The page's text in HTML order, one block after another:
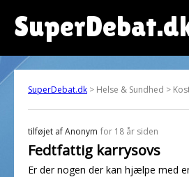
SuperDebat.dk > Helse & Sundhed >
tilføjet afAnonym for 18 år siden
Fedtfattig karrysovs
Er der nogen der kan hjælpe med